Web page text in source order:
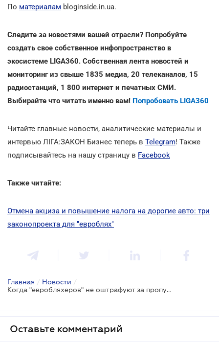
По материалам bloginside.in.ua.
Следите за новостями вашей отрасли? Попробуйте
создать свое собственное инфопространство в
экосистеме LIGA360. Собственная лента новостей и
мониторинг из свыше 1835 медиа, 20 телеканалов, 15
радиостанций, 1 800 интернет и печатных СМИ.
Выбирайте что читать именно вам! Попробовать LIGA360
Читайте главные новости, аналитические материалы и
интервью ЛІГА:ЗАКОН Бизнес теперь в Telegram! Также
подписывайтесь на нашу страницу в Facebook
Также читайте:
Отмена акциза и повышение налога на дорогие авто: три
законопроекта для "евроблях"
Главная / Новости /
Когда "евробляхеров" не оштрафуют за пропущенные сроки растаможки
Оставьте комментарий